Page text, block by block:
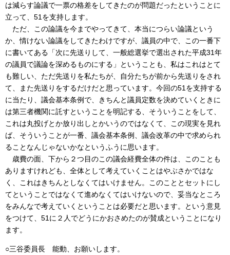
は減らす論議で一票の格差をしてきたのが問題だったということに
立って、51を支持します。
ただ、この論議を今までやってきて、本当につらい論議という
か、情けない論議をしてきたわけですが、議員の中で、この一番下
に書いてある「次に先送りして、一般総選挙で選出された平成31年
の議員で議論を深めるものにする」ということも、私はこれはとて
も難しい、ただ先送りを私たちが、自分たちが前から先送りをされ
て、また先送りをするだけだと思っています。今回の51を支持する
に当たり、議会基本条例で、きちんと議員定数を決めていくときに
は第三者機関に託すということを明記する、そういうことをして、
これは丸投げとか放り出しとかいうのではなくて、この現実を見れ
ば、そういうことが一番、議会基本条例、議会改革の中で求められ
ることなんじゃないかなというふうに思います。
歳費の面、下から２つ目のこの議会経費全体の件は、このことも
ありますけれども、全体として考えていくことはやぶさかではな
く、これはきちんとしなくてはいけません。このこととセットにし
てということではなくて進めなくてはいけないので、妥当なところ
をみんなで考えていくということは必要だと思います。という意見
をつけて、51に２人でどうにかおさめたのが賛成ということになり
ます。
○三谷委員長 能動、お願いします。